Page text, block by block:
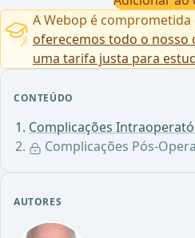
CONTEÚDO
Complicações
Complicações Pós-
AUTORES
A Webop é comprometida
oferecemos todo o nosso
uma tarifa justa para